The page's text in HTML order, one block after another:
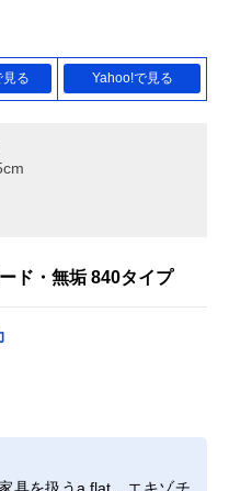
る Yahoo!で見る
ド・無垢 840タイプ
具を扱うa.flat。エキゾチ